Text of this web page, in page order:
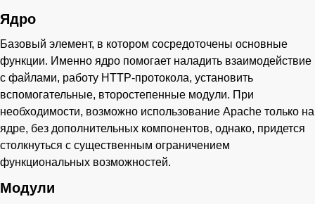
Ядро
Базовый элемент, в котором сосредоточены основные
функции. Именно ядро помогает наладить взаимодействие
с файлами, работу HTTP-протокола, установить
вспомогательные, второстепенные модули. При
необходимости, возможно использование Apache только на
ядре, без дополнительных компонентов, однако, придется
столкнуться с существенным ограничением
функциональных возможностей.
Модули